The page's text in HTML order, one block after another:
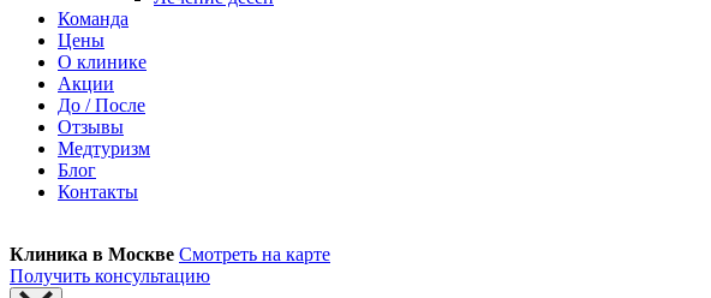
Команда
Цены
О клинике
Акции
До / После
Отзывы
Медтуризм
Блог
Контакты
Клиника в Москве Смотреть на карте
Получить консультацию